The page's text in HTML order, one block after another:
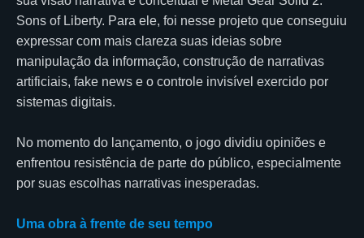
Sons of Liberty. Para ele, foi nesse projeto que conseguiu
expressar com mais clareza suas ideias sobre
manipulação da informação, construção de narrativas
artificiais, fake news e o controle invisível exercido por
sistemas digitais.
No momento do lançamento, o jogo dividiu opiniões e
enfrentou resistência de parte do público, especialmente
por suas escolhas narrativas inesperadas.
Uma obra à frente de seu tempo